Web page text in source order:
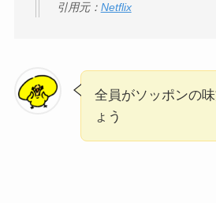
引用元： Netflix
全員がソッポンの
ょう